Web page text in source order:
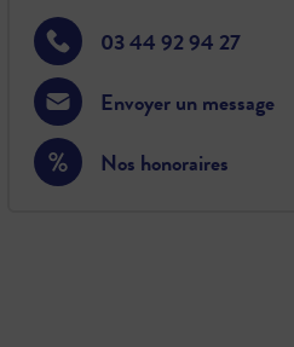
03 44 92 94 27
Envoyer un message
Nos honoraires